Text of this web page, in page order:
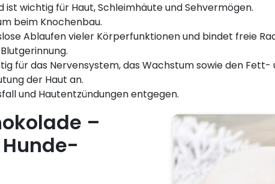
wichtig für Haut, Schleimhäute und Sehvermögen.
beim Knochenbau.
Ablaufen vieler Körperfunktionen und bindet freie
für das Nervensystem, das Wachstum sowie den
der Haut an.
und Hautentzündungen entgegen.
–